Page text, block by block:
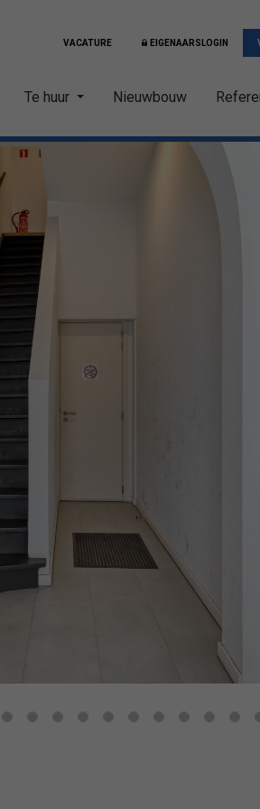
VACATURE EIGENAARSLOGIN
Te huur Nieuwbouw